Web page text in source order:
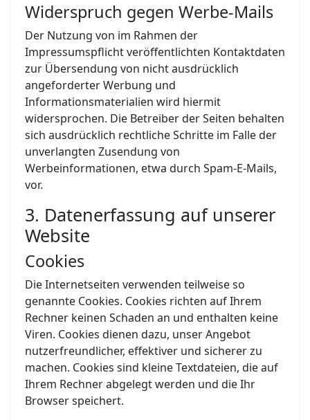
Widerspruch gegen Werbe-Mails
Der Nutzung von im Rahmen der
Impressumspflicht veröffentlichten Kontaktdaten
zur Übersendung von nicht ausdrücklich
angeforderter Werbung und
Informationsmaterialien wird hiermit
widersprochen. Die Betreiber der Seiten behalten
sich ausdrücklich rechtliche Schritte im Falle der
unverlangten Zusendung von
Werbeinformationen, etwa durch Spam-E-Mails,
vor.
3. Datenerfassung auf unserer
Website
Cookies
Die Internetseiten verwenden teilweise so
genannte Cookies. Cookies richten auf Ihrem
Rechner keinen Schaden an und enthalten keine
Viren. Cookies dienen dazu, unser Angebot
nutzerfreundlicher, effektiver und sicherer zu
machen. Cookies sind kleine Textdateien, die auf
Ihrem Rechner abgelegt werden und die Ihr
Browser speichert.